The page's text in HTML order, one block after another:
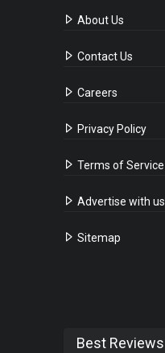
About Us
Contact Us
Careers
Privacy Policy
Terms of Service
Advertise with us
Sitemap
Best Reviews